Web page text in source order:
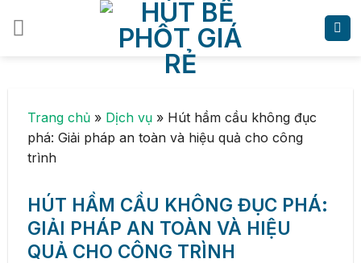
Trang chủ » Dịch vụ » Hút hầm cầu không đục
phá: Giải pháp an toàn và hiệu quả cho công
trình
HÚT HẦM CẦU KHÔNG ĐỤC PHÁ:
GIẢI PHÁP AN TOÀN VÀ HIỆU
QUẢ CHO CÔNG TRÌNH